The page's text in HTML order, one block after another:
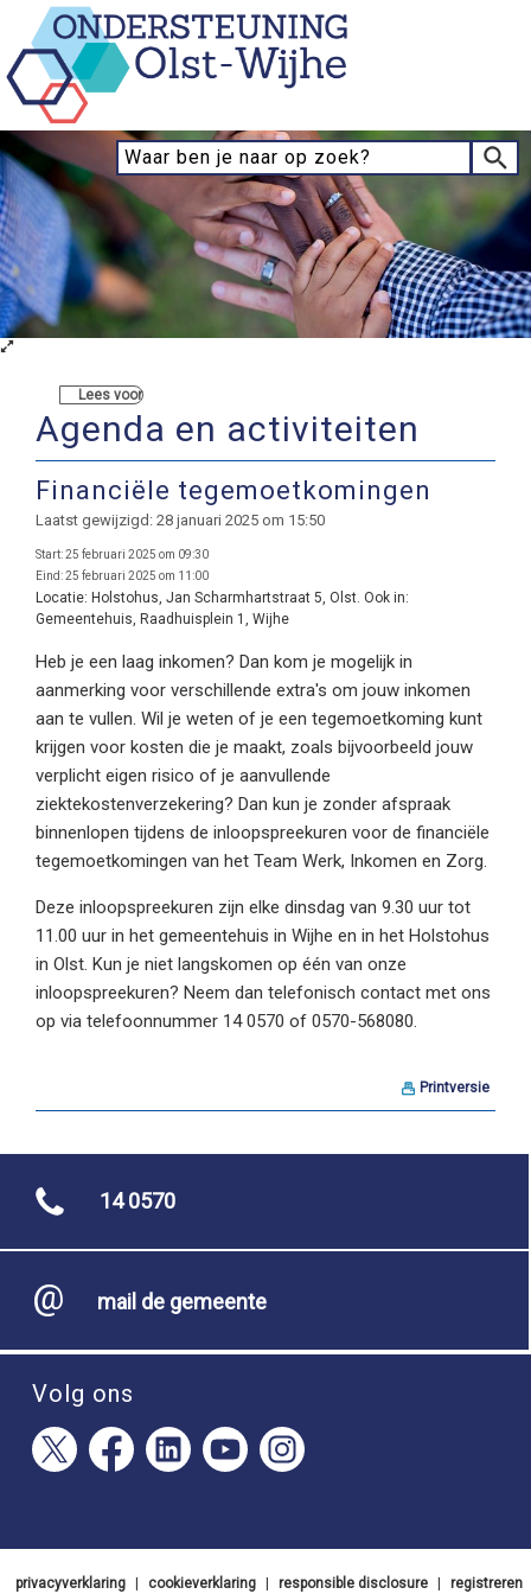
Lees voor
Agenda en activiteiten
Financiële tegemoetkomingen
Laatst gewijzigd: 28 januari 2025 om 15:50
Start:25 februari 2025 om 09:30
Eind:25 februari 2025 om 11:00
Locatie: Holstohus, Jan Scharmhartstraat 5, Olst. Ook in:
Gemeentehuis, Raadhuisplein 1, Wijhe
Heb je een laag inkomen? Dan kom je mogelijk in
aanmerking voor verschillende extra's om jouw inkomen
aan te vullen. Wil je weten of je een tegemoetkoming kunt
krijgen voor kosten die je maakt, zoals bijvoorbeeld jouw
verplicht eigen risico of je aanvullende
ziektekostenverzekering? Dan kun je zonder afspraak
binnenlopen tijdens de inloopspreekuren voor de financiële
tegemoetkomingen van het Team Werk, Inkomen en Zorg.
Deze inloopspreekuren zijn elke dinsdag van 9.30 uur tot
11.00 uur in het gemeentehuis in Wijhe en in het Holstohus
in Olst. Kun je niet langskomen op één van onze
inloopspreekuren? Neem dan telefonisch contact met ons
op via telefoonnummer 14 0570 of 0570-568080.
Printversie
14 0570
mail de gemeente
Volg ons
privacyverklaring | cookieverklaring | responsible disclosure | registreren